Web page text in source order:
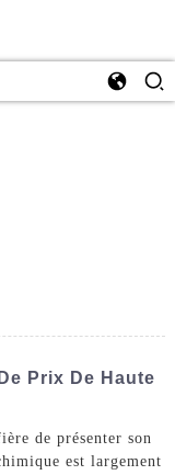
Prix De Haute
de présenter son
est largement